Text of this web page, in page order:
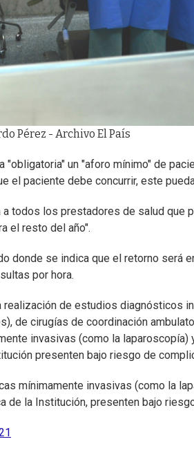
Pérez - Archivo El País
un "aforo mínimo" de
el paciente debe concurrir, este
todos los prestadores de salud que
el resto del año".
donde se indica que el retorno será
por hora.
de estudios diagnósticos
de cirugías de coordinación
invasivas (como la laparoscopía)
presenten bajo riesgo de
mínimamente invasivas (como la
de la Institución, presenten bajo